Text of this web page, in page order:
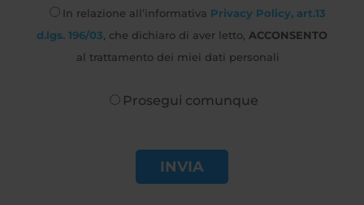
In relazione all’informativa Privacy Policy, art.13
d.lgs. 196/03, che dichiaro di aver letto, ACCONSENTO
al trattamento dei miei dati personali
Prosegui comunque